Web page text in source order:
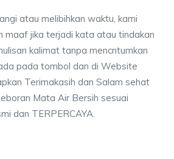
atau melibihkan waktu, kami
maaf jika terjadi kata atau tindakan
kalimat tanpa mencntumkan
pada tombol dan di Website
Terimakasih dan Salam sehat
Mata Air Bersih sesuai
dan TERPERCAYA.